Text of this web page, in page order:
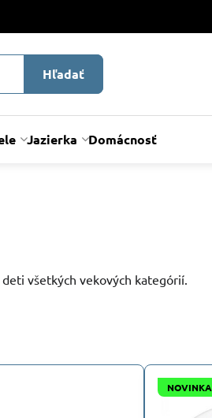
Hľadať
Jazierka Domácnosť
všetkých vekových kategórií.
NOVINKA